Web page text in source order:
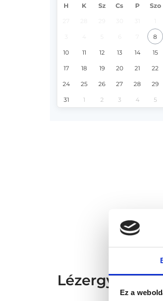
Ez a
H K Sz Cs P Szo
8
10 11 12 13 14 15
17 18 19 20 21 22
24 25 26 27 28 29
31 1 2 3 4 5